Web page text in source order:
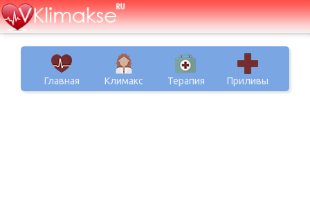
Главная Климакс Терапия Приливы